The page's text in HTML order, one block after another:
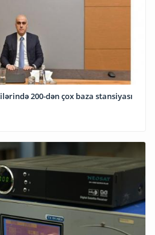
200-dən çox baza stansiyası